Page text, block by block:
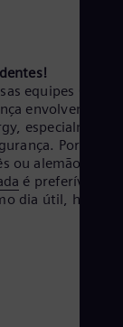
equipes CERT
envolvendo o
especialmente
Por favor,
ou alemão
é preferível.
dia útil, hora da